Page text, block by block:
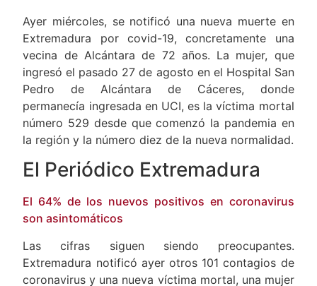
Ayer miércoles, se notificó una nueva muerte en
Extremadura por covid-19, concretamente una
vecina de Alcántara de 72 años. La mujer, que
ingresó el pasado 27 de agosto en el Hospital San
Pedro de Alcántara de Cáceres, donde
permanecía ingresada en UCI, es la víctima mortal
número 529 desde que comenzó la pandemia en
El Periódico Extremadura
El 64% de los nuevos positivos en coronavirus
Las cifras siguen siendo preocupantes.
Extremadura notificó ayer otros 101 contagios de